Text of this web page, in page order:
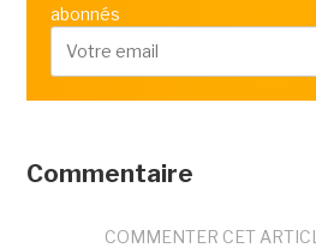
abonnés
Commentaire
COMMENTER CET